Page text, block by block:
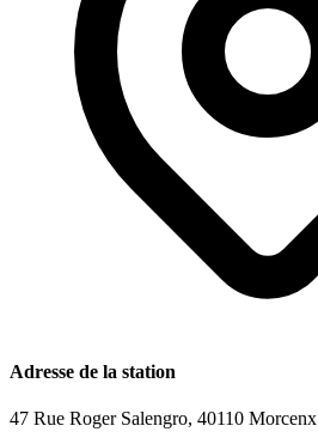
Adresse de la station
47 Rue Roger Salengro, 40110 Morcenx